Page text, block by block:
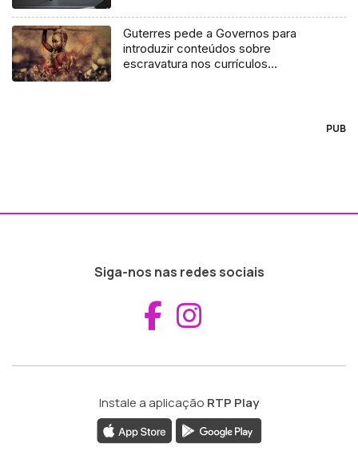
Guterres pede a Governos para
introduzir conteúdos sobre
escravatura nos currículos
PUB
Siga-nos nas redes sociais
Aceder ao
Instale a aplicação RTP Play